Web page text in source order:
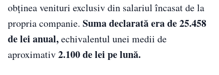
obținea venituri exclusiv din salariul încasat de la
propria companie. Suma declarată era de 25.458
de lei anual,echivalentul unei medii de
aproximativ2.100 de lei pe lună.